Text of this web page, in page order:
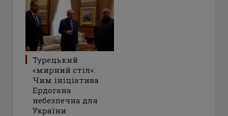
Турецький
«мирний стіл»:
Чим ініціатива
Ердогана
небезпечна для
України